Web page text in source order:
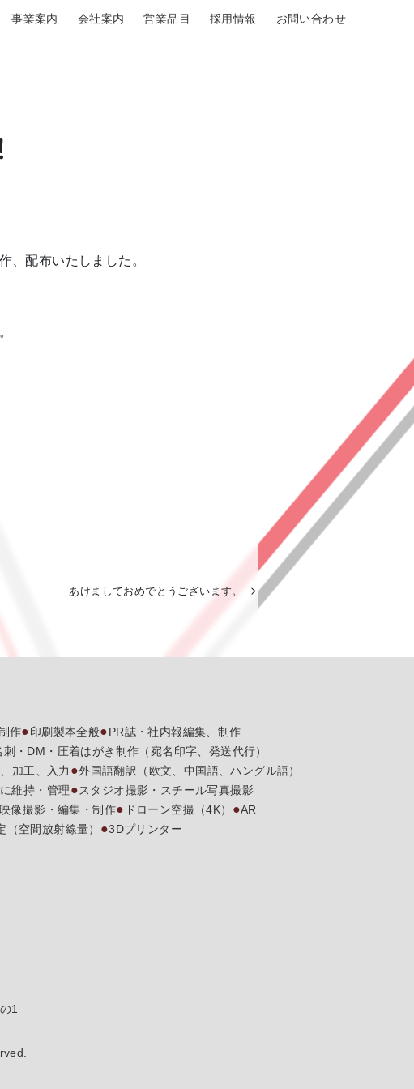
事業案内 会社案内 営業品目 採用情報 お問い合わせ
、配布いたしました。
あけましておめでとうございます。
作 印刷製本全般
PR誌・社内報編集、制作
・DM・圧着はがき制作（宛名印字、発送代行）
加工、入力
外国語翻訳（欧文、中国語、ハングル語）
維持・管理
スタジオ撮影・スチール写真撮影
映像撮影・編集・制作 ドローン空撮（4K）
AR
（空間放射線量） 3Dプリンター
1